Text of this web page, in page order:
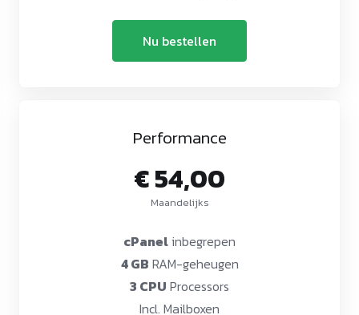
Nu bestellen
Performance
€ 54,00
Maandelijks
cPanelinbegrepen
4 GB RAM-geheugen
3 CPU Processors
Incl. Mailboxen